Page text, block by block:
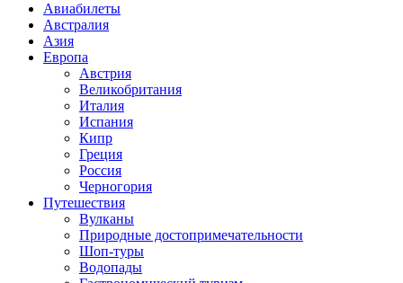
Авиабилеты
Австралия
Азия
Европа
Австрия
Великобритания
Италия
Испания
Кипр
Греция
Россия
Черногория
Путешествия
Вулканы
Природные достопримечательности
Шоп-туры
Водопады